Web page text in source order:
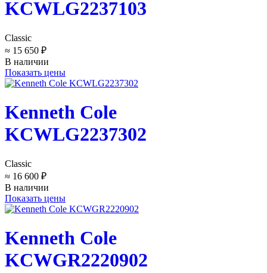
KCWLG2237103
Classic
≈ 15 650 ₽
В наличии
Показать цены
Kenneth Cole
KCWLG2237302
Classic
≈ 16 600 ₽
В наличии
Показать цены
Kenneth Cole
KCWGR2220902